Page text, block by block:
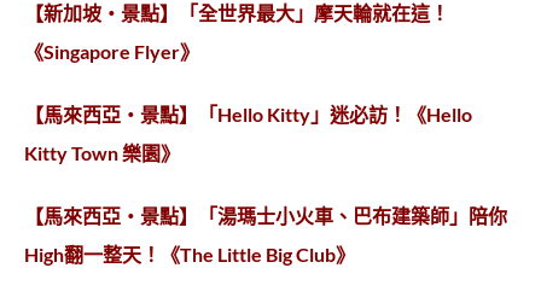
【新加坡‧景點】「全世界最大」摩天輪就在這！
《Singapore Flyer》
【馬來西亞‧景點】「Hello Kitty」迷必訪！《Hello
Kitty Town 樂園》
【馬來西亞‧景點】「湯瑪士小火車、巴布建築師」陪你
High翻一整天！《The Little Big Club》